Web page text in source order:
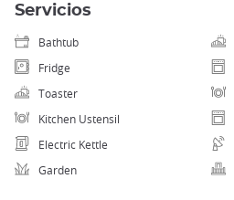
Servicios
Bathtub
Fridge
Toaster
Kitchen Ustensil
Electric Kettle
Garden